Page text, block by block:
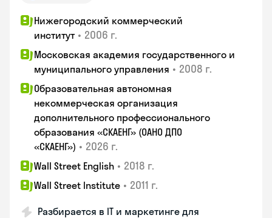
Нижегородский коммерческий
институт • 2006 г.
Московская академия государственного и
муниципального управления • 2008 г.
Образовательная автономная
некоммерческая организация
дополнительного профессионального
образования «СКАЕНГ» (ОАНО ДПО
«СКАЕНГ») • 2026 г.
Wall Street English • 2018 г.
Wall Street Institute • 2011 г.
Разбирается в IT и маркетинге для